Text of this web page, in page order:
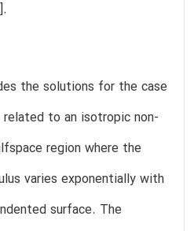
the solutions for the case
to an isotropic non-
region where the
varies exponentially with
surface. The